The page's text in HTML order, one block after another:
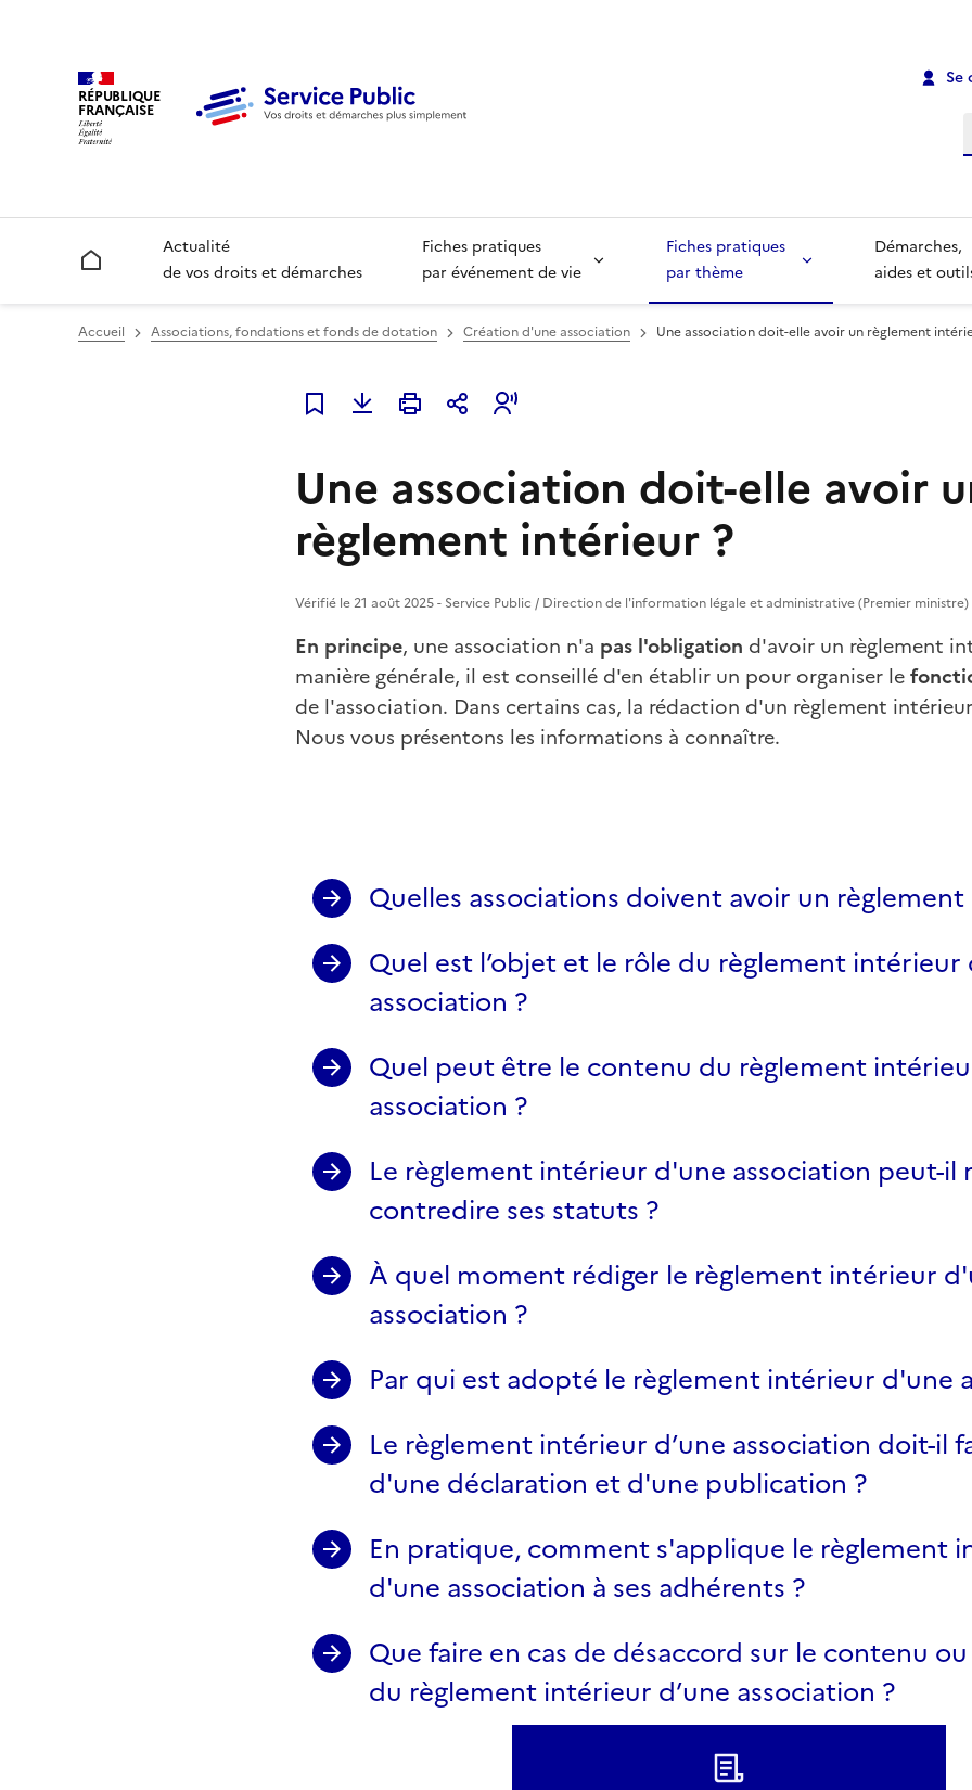
RÉPUBLIQUE
FRANÇAISE
Se
Accueil
Actualité
de vos droits et démarches
Fiches pratiques
par événement de vie
Fiches pratiques
par thème
Démarches,
aides et
Accueil Associations, fondations et fonds de dotation Création d'une association Une association doit-elle avoir un règlement
Ajouter à mes favoris
Une association doit-elle avoir
règlement intérieur ?
Vérifié le 21 août 2025 - Service Public / Direction de l'information légale et administrative (Premier ministre)
En principe, une association n'a pas l'obligation d'avoir un règlement
manière générale, il est conseillé d'en établir un pour organiser le
de l'association. Dans certains cas, la rédaction d'un règlement
Nous vous présentons les informations à connaître.
Quelles associations doivent avoir un
Quel est l’objet et le rôle du règlement intérieur
association ?
Quel peut être le contenu du règlement
association ?
Le règlement intérieur d'une association peut-il
contredire ses statuts ?
À quel moment rédiger le règlement intérieur
association ?
Par qui est adopté le règlement intérieur d'une
Le règlement intérieur d’une association doit-il
d'une déclaration et d'une publication ?
En pratique, comment s'applique le règlement
d'une association à ses adhérents ?
Que faire en cas de désaccord sur le contenu
du règlement intérieur d’une association ?